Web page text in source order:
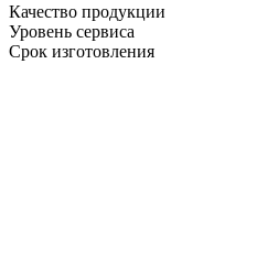
Качество продукции
Уровень сервиса
Срок изготовления